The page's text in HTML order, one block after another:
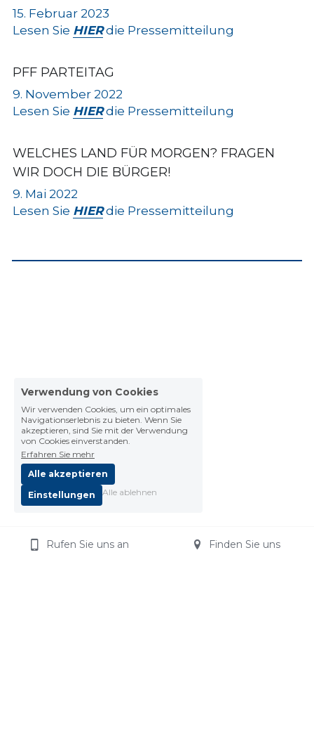
15. Februar 2023
Lesen Sie HIER die Pressemitteilung
PFF PARTEITAG
9. November 2022
Lesen Sie HIER die Pressemitteilung
WELCHES LAND FÜR MORGEN? FRAGEN
WIR DOCH DIE BÜRGER!
9. Mai 2022
Lesen Sie HIER die Pressemitteilung
Rufen Sie uns an Finden Sie uns
Verwendung von Cookies
Wir verwenden Cookies, um ein optimales
Navigationserlebnis zu bieten. Wenn Sie
akzeptieren, sind Sie mit der Verwendung
von Cookies einverstanden.
Erfahren Sie mehr
Alle akzeptieren
Einstellungen
Alle ablehnen